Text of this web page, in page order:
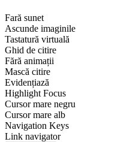
Fară sunet
Ascunde imaginile
Tastatură virtuală
Ghid de citire
Fără animații
Mască citire
Evidențiază
Highlight Focus
Cursor mare negru
Cursor mare alb
Navigation Keys
Link navigator